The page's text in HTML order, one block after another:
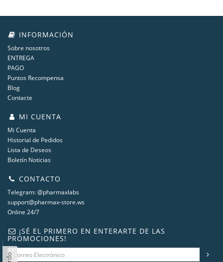
INFORMACIÓN
Sobre nosotros
ENTREGA
PAGO
Puntos Recompensa
Blog
Contacte
MI CUENTA
Mi Cuenta
Historial de Pedidos
Lista de Deseos
Boletín Noticias
CONTACTO
Telegram: @pharmaxlabs
support@pharmax-store.ws
Online 24/7
¡SÉ EL PRIMERO EN ENTERARTE DE LAS
PROMOCIONES!